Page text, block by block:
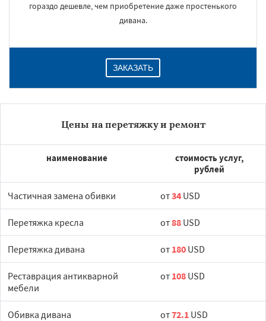
гораздо дешевле, чем приобретение даже простенького
дивана.
ЗАКАЗАТЬ
Цены на перетяжку и ремонт
наименование
стоимость услуг,
рублей
Частичная замена обивки от34 USD
Перетяжка кресла от88 USD
Перетяжка дивана от 180 USD
Реставрация антикварной
мебели
от 108 USD
Обивка дивана от72.1 USD